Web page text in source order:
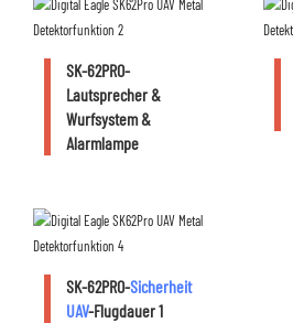
SK-62PRO-
Lautsprecher &
Wurfsystem &
Alarmlampe
SK-62PRO-Sicherheit
UAV-Flugdauer 1